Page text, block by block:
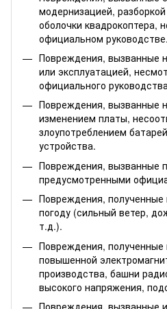
модернизацией,
оболочки квадрокоптера,
официальном руководстве.
Повреждения, вызванные
или эксплуатацией,
официального
Повреждения, вызванные
изменением платы,
злоупотреблением
устройства.
Повреждения, вызванные
предусмотренными
Повреждения, полученные
погоду (сильный ветер,
т.д.).
Повреждения, полученные
повышенной
производства, башни
высокого напряжения,
Повреждения, вызванные